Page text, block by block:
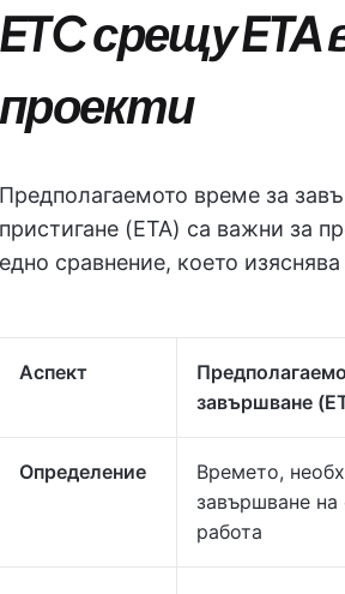
ETC срещу
проекти
Предполагаемото време за
пристигане (ETA) са важни за
едно сравнение, което
Аспект
завършване
Определение
Времето,
завършване на
работа